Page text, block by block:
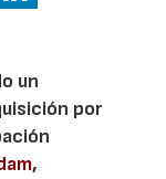
un
por
,